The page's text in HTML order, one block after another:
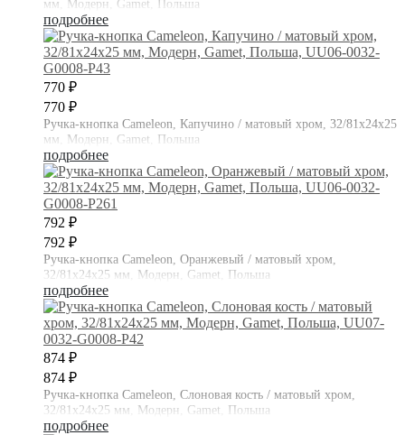
мм, Модерн, Gamet, Польша
подробнее
770 ₽
770 ₽
Ручка-кнопка Cameleon, Капучино / матовый хром, 32/81х24х25
мм, Модерн, Gamet, Польша
подробнее
792 ₽
792 ₽
Ручка-кнопка Cameleon, Оранжевый / матовый хром,
32/81х24х25 мм, Модерн, Gamet, Польша
подробнее
874 ₽
874 ₽
Ручка-кнопка Cameleon, Слоновая кость / матовый хром,
32/81х24х25 мм, Модерн, Gamet, Польша
подробнее